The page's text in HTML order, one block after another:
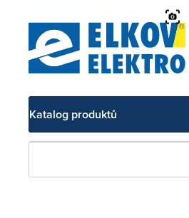
Katalog produktů